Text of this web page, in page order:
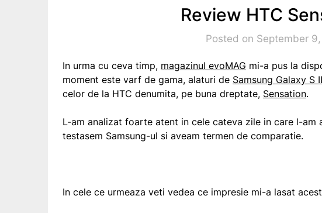
Review HTC
Posted on September 9,
In urma cu ceva timp, magazinul evoMAG mi-a pus la
moment este varf de gama, alaturi de Samsung Galaxy S II
celor de la HTC denumita, pe buna dreptate, Sensation.
L-am analizat foarte atent in cele cateva zile in care l-am
testasem Samsung-ul si aveam termen de comparatie.
In cele ce urmeaza veti vedea ce impresie mi-a lasat